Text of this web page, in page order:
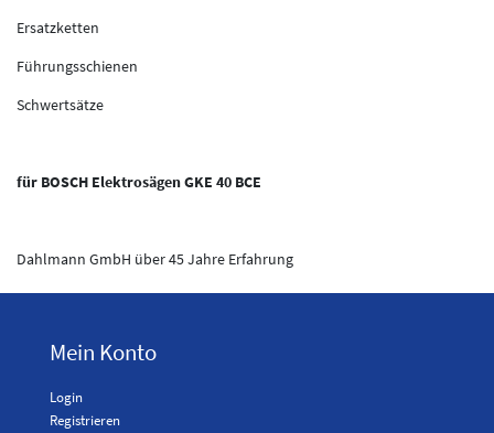
Ersatzketten
Führungsschienen
Schwertsätze
für BOSCH Elektrosägen GKE 40 BCE
Dahlmann GmbH über 45 Jahre Erfahrung
Mein Konto
Login
Registrieren